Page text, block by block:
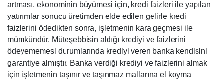
artması, ekonominin büyümesi için, kredi faizleri ile yapılan
yatırımlar sonucu üretimden elde edilen gelirle kredi
faizlerini ödedikten sonra, işletmenin kara geçmesi ile
mümkündür. Müteşebbisin aldığı krediyi ve faizlerini
ödeyememesi durumlarında krediyi veren banka kendisini
garantiye almıştır. Banka verdiği krediyi ve faizlerini almak
için işletmenin taşınır ve taşınmaz mallarına el koyma